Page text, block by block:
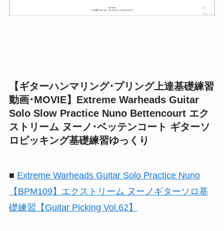
【ギターハンマリング･プリング上達基礎練習
動画･MOVIE】Extreme Warheads Guitar
Solo Slow Practice Nuno Bettencourt エク
ストリーム ヌーノ･ベッテンコート ギターソ
ロピッキング基礎練習ゆっくり
■ Extreme Warheads Guitar Solo Practice Nuno
【BPM109】エクストリーム ヌーノギターソロ基
礎練習【Guitar Picking Vol.62】